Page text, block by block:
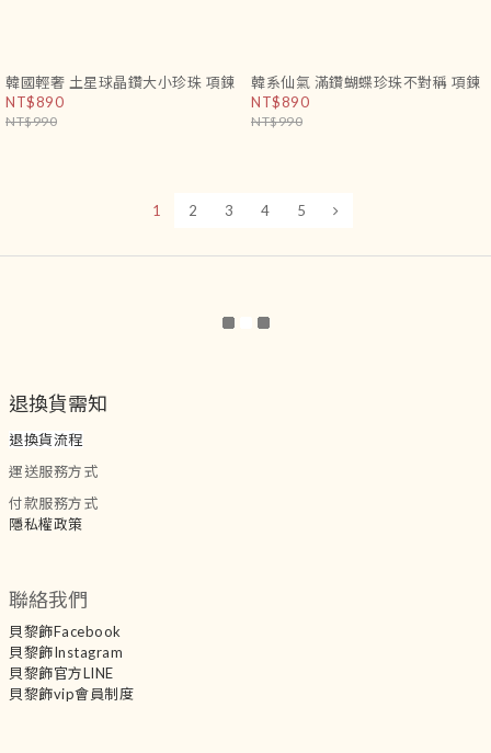
韓國輕奢 土星球晶鑽大小珍珠 項鍊
NT$890
NT$990
韓系仙氣 滿鑽蝴蝶珍珠不對稱 項鍊
NT$890
NT$990
1 2 3 4 5
退換貨需知
退換貨流程
運送服務方式
付款服務方式
隱私權政策
聯絡我們
貝黎飾Facebook
貝黎飾Instagram
貝黎飾官方LINE
貝黎飾vip會員制度